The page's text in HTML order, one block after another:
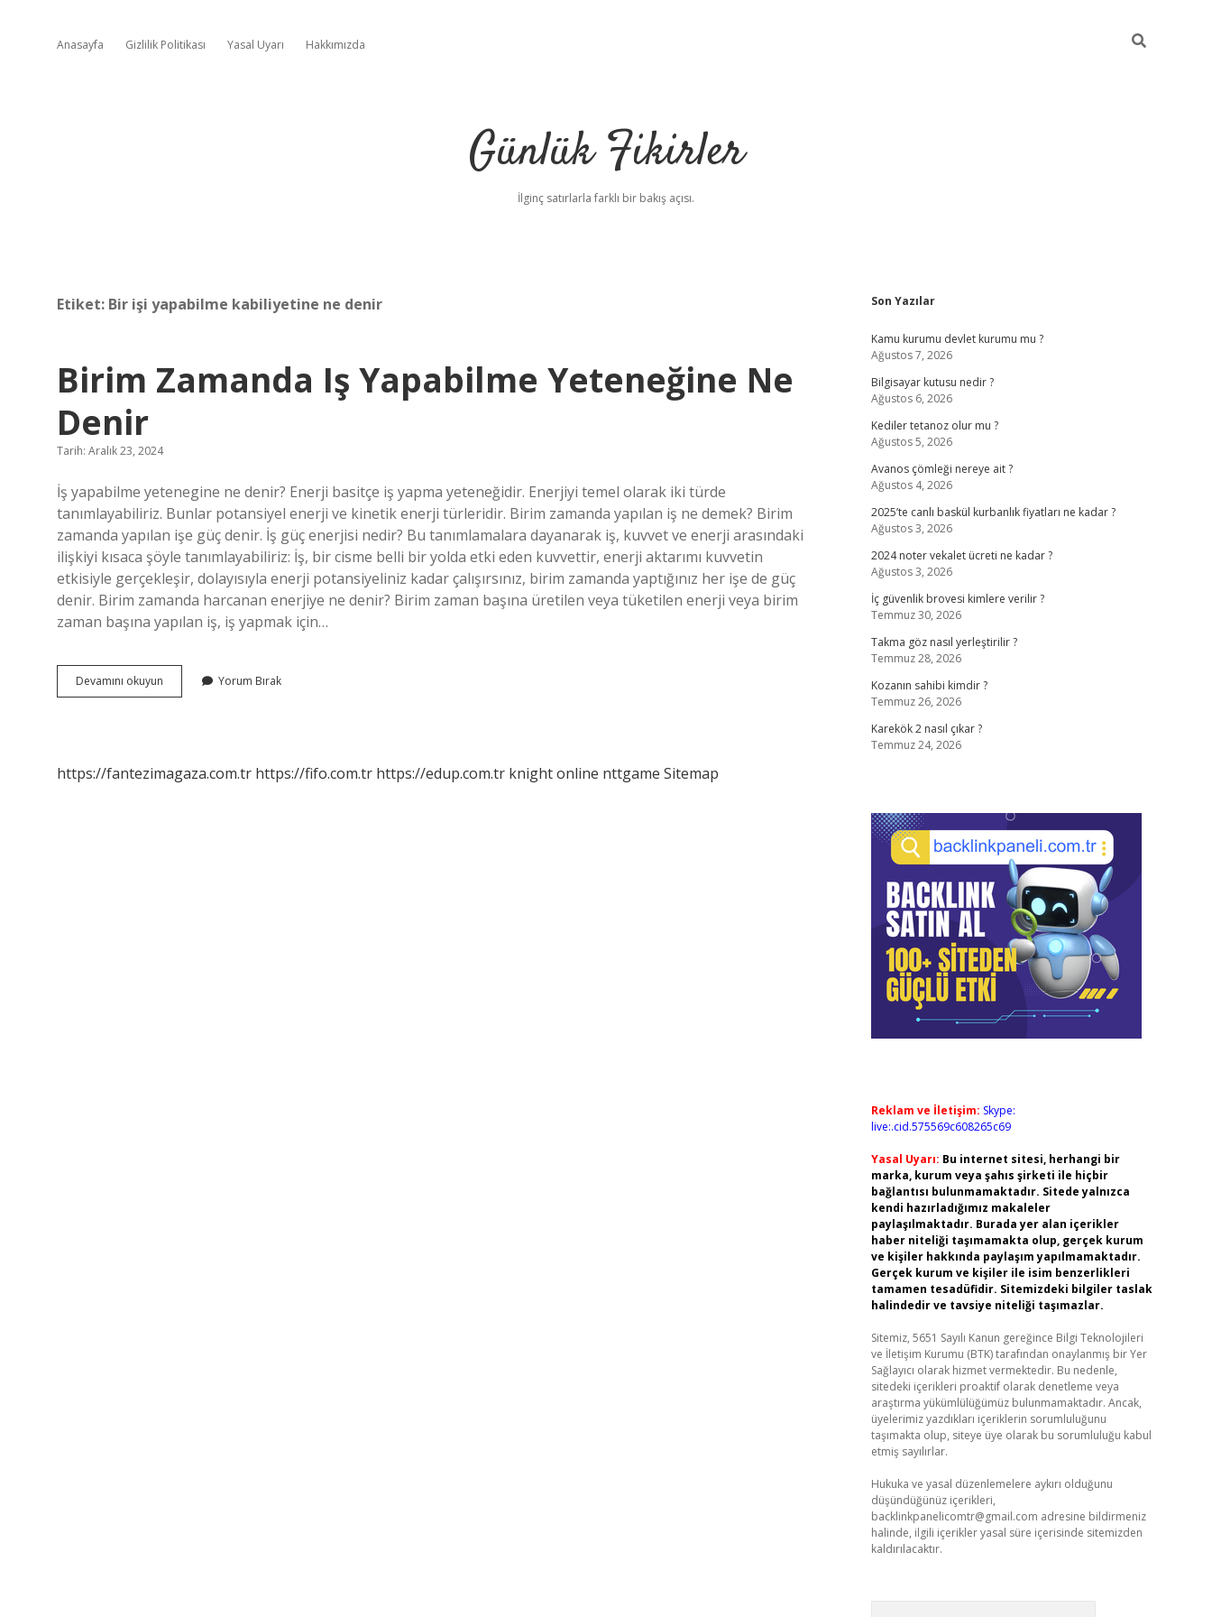
Anasayfa Gizlilik Politikası Yasal Uyarı Hakkımızda
Günlük Fikirler
İlginç satırlarla farklı bir bakış açısı.
Etiket: Bir işi yapabilme kabiliyetine ne denir
Birim Zamanda Iş Yapabilme Yeteneğine Ne
Denir
Tarih: Aralık 23, 2024
İş yapabilme yetenegine ne denir? Enerji basitçe iş yapma yeteneğidir. Enerjiyi temel olarak iki türde
tanımlayabiliriz. Bunlar potansiyel enerji ve kinetik enerji türleridir. Birim zamanda yapılan iş ne demek? Birim
zamanda yapılan işe güç denir. İş güç enerjisi nedir? Bu tanımlamalara dayanarak iş, kuvvet ve enerji arasındaki
ilişkiyi kısaca şöyle tanımlayabiliriz: İş, bir cisme belli bir yolda etki eden kuvvettir, enerji aktarımı kuvvetin
etkisiyle gerçekleşir, dolayısıyla enerji potansiyeliniz kadar çalışırsınız, birim zamanda yaptığınız her işe de güç
denir. Birim zamanda harcanan enerjiye ne denir? Birim zaman başına üretilen veya tüketilen enerji veya birim
zaman başına yapılan iş, iş yapmak için…
Devamını okuyun
Zamanda
Denir
Yorum Bırak
https://fantezimagaza.com.tr https://fifo.com.tr https://edup.com.tr knight online nttgame Sitemap
Sidebar
Son Yazılar
Kamu kurumu devlet kurumu mu ?
Ağustos 7, 2026
Bilgisayar kutusu nedir ?
Ağustos 6, 2026
Kediler tetanoz olur mu ?
Ağustos 5, 2026
Avanos çömleği nereye ait ?
Ağustos 4, 2026
2025’te canlı baskül kurbanlık fiyatları ne kadar ?
Ağustos 3, 2026
2024 noter vekalet ücreti ne kadar ?
Ağustos 3, 2026
İç güvenlik brovesi kimlere verilir ?
Temmuz 30, 2026
Takma göz nasıl yerleştirilir ?
Temmuz 28, 2026
Kozanın sahibi kimdir ?
Temmuz 26, 2026
Karekök 2 nasıl çıkar ?
Temmuz 24, 2026
Reklam ve İletişim: Skype:
live:.cid.575569c608265c69
Yasal Uyarı: Bu internet sitesi, herhangi bir
marka, kurum veya şahıs şirketi ile hiçbir
bağlantısı bulunmamaktadır. Sitede yalnızca
kendi hazırladığımız makaleler
paylaşılmaktadır. Burada yer alan içerikler
haber niteliği taşımamakta olup, gerçek kurum
ve kişiler hakkında paylaşım yapılmamaktadır.
Gerçek kurum ve kişiler ile isim benzerlikleri
tamamen tesadüfidir. Sitemizdeki bilgiler taslak
halindedir ve tavsiye niteliği taşımazlar.
Sitemiz, 5651 Sayılı Kanun gereğince Bilgi Teknolojileri
ve İletişim Kurumu (BTK) tarafından onaylanmış bir Yer
Sağlayıcı olarak hizmet vermektedir. Bu nedenle,
sitedeki içerikleri proaktif olarak denetleme veya
araştırma yükümlülüğümüz bulunmamaktadır. Ancak,
üyelerimiz yazdıkları içeriklerin sorumluluğunu
taşımakta olup, siteye üye olarak bu sorumluluğu kabul
etmiş sayılırlar.
Hukuka ve yasal düzenlemelere aykırı olduğunu
düşündüğünüz içerikleri,
backlinkpanelicomtr@gmail.com adresine bildirmeniz
halinde, ilgili içerikler yasal süre içerisinde sitemizden
kaldırılacaktır.